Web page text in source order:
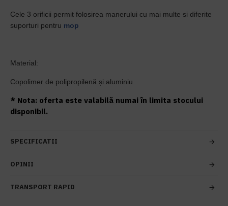
Cele 3 orificii permit folosirea manerului cu mai multe si diferite
suporturi pentru mop
Material:
Copolimer de polipropilenă și aluminiu
* Nota: oferta este valabilă numai în limita stocului
disponibil.
SPECIFICATII
OPINII
TRANSPORT RAPID